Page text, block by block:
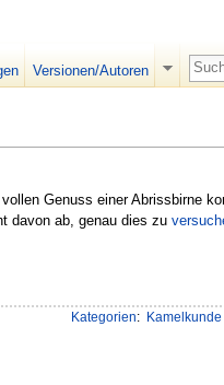
Genuss einer Abrissbirne
davon ab, genau dies zu
Kategorien: Kamelkunde
Versionen/Autoren